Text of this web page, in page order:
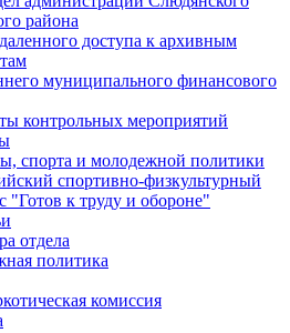
района
доступа к архивным
муниципального финансового
контрольных мероприятий
спорта и молодежной политики
спортивно-физкультурный
"Готов к труду и обороне"
отдела
политика
комиссия